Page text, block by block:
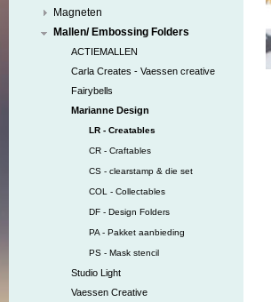
Magneten
Mallen/ Embossing Folders
ACTIEMALLEN
Carla Creates - Vaessen creative
Fairybells
Marianne Design
LR - Creatables
CR - Craftables
CS - clearstamp & die set
COL - Collectables
DF - Design Folders
PA - Pakket aanbieding
PS - Mask stencil
Studio Light
Vaessen Creative